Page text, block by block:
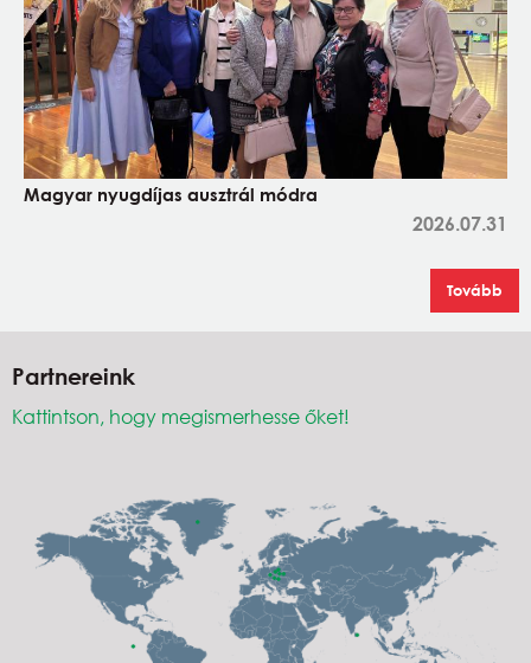
Magyar nyugdíjas ausztrál módra
2026.07.31
Tovább
Partnereink
Kattintson, hogy megismerhesse őket!